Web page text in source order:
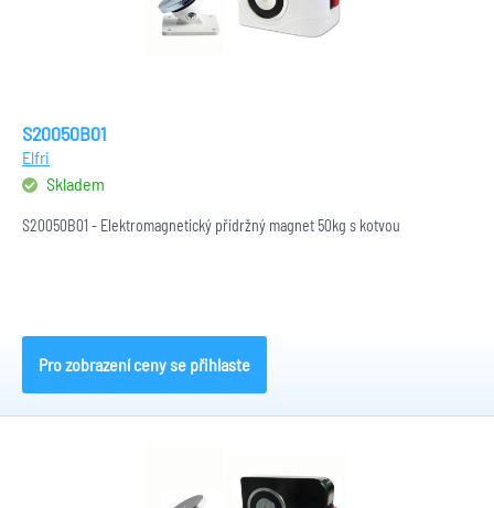
S20050B01
Elfri
Skladem
S20050B01 - Elektromagnetický přídržný magnet 50kg s kotvou
Pro zobrazení ceny se přihlaste